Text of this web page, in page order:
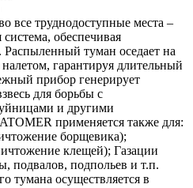
все труднодоступные места –
обеспечивая
туман оседает на
гарантируя длительный
прибор генерирует
для борьбы с
и другими
применяется также для:
борщевика);
клещей); Газации
подвалов, подпольев и т.п.
тумана осуществляется в